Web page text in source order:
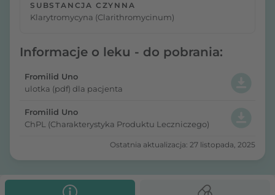
SUBSTANCJA CZYNNA
Klarytromycyna (Clarithromycinum)
Informacje o leku - do pobrania:
Fromilid Uno
ulotka (pdf) dla pacjenta
Fromilid Uno
ChPL (Charakterystyka Produktu Leczniczego)
Ostatnia aktualizacja: 27 listopada, 2025